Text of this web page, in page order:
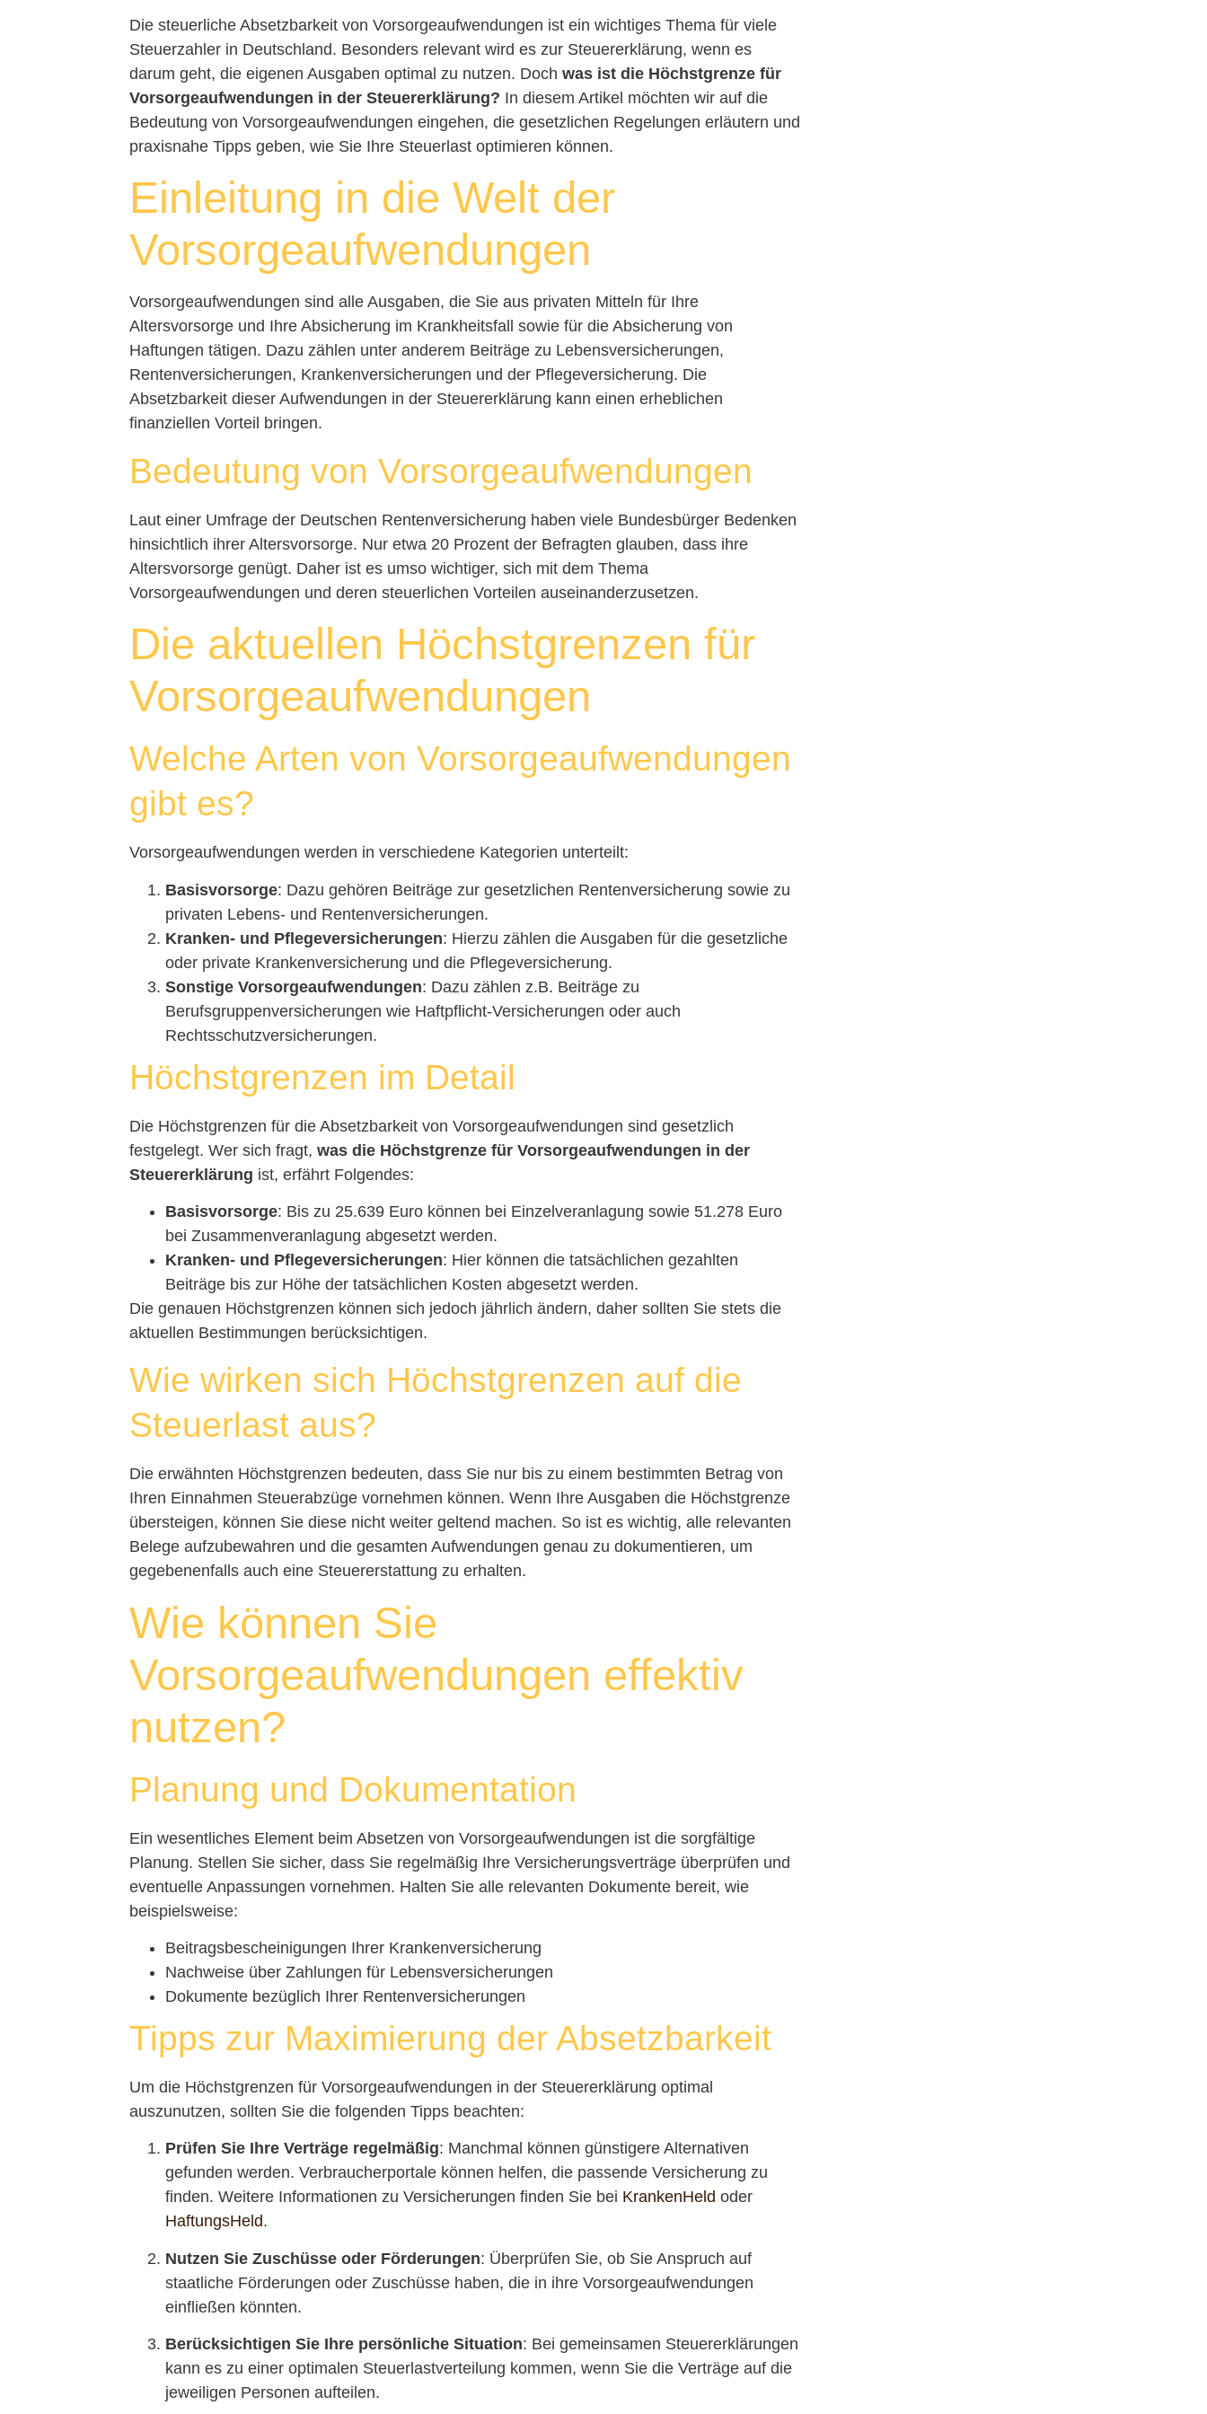
Die steuerliche Absetzbarkeit von Vorsorgeaufwendungen ist ein wichtiges Thema für viele
Steuerzahler in Deutschland. Besonders relevant wird es zur Steuererklärung, wenn es
darum geht, die eigenen Ausgaben optimal zu nutzen. Dochwas ist die Höchstgrenze für
Vorsorgeaufwendungen in der Steuererklärung? In diesem Artikel möchten wir auf die
Bedeutung von Vorsorgeaufwendungen eingehen, die gesetzlichen Regelungen erläutern und
praxisnahe Tipps geben, wie Sie Ihre Steuerlast optimieren können.
Einleitung in die Welt der
Vorsorgeaufwendungen
Vorsorgeaufwendungen sind alle Ausgaben, die Sie aus privaten Mitteln für Ihre
Altersvorsorge und Ihre Absicherung im Krankheitsfall sowie für die Absicherung von
Haftungen tätigen. Dazu zählen unter anderem Beiträge zu Lebensversicherungen,
Rentenversicherungen, Krankenversicherungen und der Pflegeversicherung. Die
Absetzbarkeit dieser Aufwendungen in der Steuererklärung kann einen erheblichen
finanziellen Vorteil bringen.
Bedeutung von Vorsorgeaufwendungen
Laut einer Umfrage der Deutschen Rentenversicherung haben viele Bundesbürger Bedenken
hinsichtlich ihrer Altersvorsorge. Nur etwa 20 Prozent der Befragten glauben, dass ihre
Altersvorsorge genügt. Daher ist es umso wichtiger, sich mit dem Thema
Vorsorgeaufwendungen und deren steuerlichen Vorteilen auseinanderzusetzen.
Die aktuellen Höchstgrenzen für
Vorsorgeaufwendungen
Welche Arten von Vorsorgeaufwendungen
gibt es?
Vorsorgeaufwendungen werden in verschiedene Kategorien unterteilt:
Basisvorsorge: Dazu gehören Beiträge zur gesetzlichen Rentenversicherung sowie zu
privaten Lebens- und Rentenversicherungen.
Kranken- und Pflegeversicherungen: Hierzu zählen die Ausgaben für die gesetzliche
oder private Krankenversicherung und die Pflegeversicherung.
Sonstige Vorsorgeaufwendungen: Dazu zählen z.B. Beiträge zu
Berufsgruppenversicherungen wie Haftpflicht-Versicherungen oder auch
Rechtsschutzversicherungen.
Höchstgrenzen im Detail
Die Höchstgrenzen für die Absetzbarkeit von Vorsorgeaufwendungen sind gesetzlich
festgelegt. Wer sich fragt,was die Höchstgrenze für Vorsorgeaufwendungen in der
Steuererklärung ist, erfährt Folgendes:
Basisvorsorge: Bis zu 25.639 Euro können bei Einzelveranlagung sowie 51.278 Euro
bei Zusammenveranlagung abgesetzt werden.
Kranken- und Pflegeversicherungen: Hier können die tatsächlichen gezahlten
Beiträge bis zur Höhe der tatsächlichen Kosten abgesetzt werden.
Die genauen Höchstgrenzen können sich jedoch jährlich ändern, daher sollten Sie stets die
aktuellen Bestimmungen berücksichtigen.
Wie wirken sich Höchstgrenzen auf die
Steuerlast aus?
Die erwähnten Höchstgrenzen bedeuten, dass Sie nur bis zu einem bestimmten Betrag von
Ihren Einnahmen Steuerabzüge vornehmen können. Wenn Ihre Ausgaben die Höchstgrenze
übersteigen, können Sie diese nicht weiter geltend machen. So ist es wichtig, alle relevanten
Belege aufzubewahren und die gesamten Aufwendungen genau zu dokumentieren, um
gegebenenfalls auch eine Steuererstattung zu erhalten.
Wie können Sie
Vorsorgeaufwendungen effektiv
nutzen?
Planung und Dokumentation
Ein wesentliches Element beim Absetzen von Vorsorgeaufwendungen ist die sorgfältige
Planung. Stellen Sie sicher, dass Sie regelmäßig Ihre Versicherungsverträge überprüfen und
eventuelle Anpassungen vornehmen. Halten Sie alle relevanten Dokumente bereit, wie
beispielsweise:
Beitragsbescheinigungen Ihrer Krankenversicherung
Nachweise über Zahlungen für Lebensversicherungen
Dokumente bezüglich Ihrer Rentenversicherungen
Tipps zur Maximierung der Absetzbarkeit
Um die Höchstgrenzen für Vorsorgeaufwendungen in der Steuererklärung optimal
auszunutzen, sollten Sie die folgenden Tipps beachten:
Prüfen Sie Ihre Verträge regelmäßig: Manchmal können günstigere Alternativen
gefunden werden. Verbraucherportale können helfen, die passende Versicherung zu
finden. Weitere Informationen zu Versicherungen finden Sie bei KrankenHeld oder
HaftungsHeld.
Nutzen Sie Zuschüsse oder Förderungen: Überprüfen Sie, ob Sie Anspruch auf
staatliche Förderungen oder Zuschüsse haben, die in ihre Vorsorgeaufwendungen
einfließen könnten.
Berücksichtigen Sie Ihre persönliche Situation: Bei gemeinsamen Steuererklärungen
kann es zu einer optimalen Steuerlastverteilung kommen, wenn Sie die Verträge auf die
jeweiligen Personen aufteilen.